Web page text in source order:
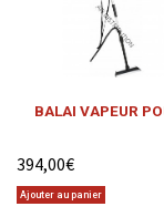
BALAI VAPEUR
394,00€
Ajouter au panier